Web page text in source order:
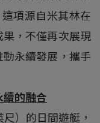
項源自米其林在
，不僅再次展現
永續發展，攜手
的融合
）的日間遊艇，